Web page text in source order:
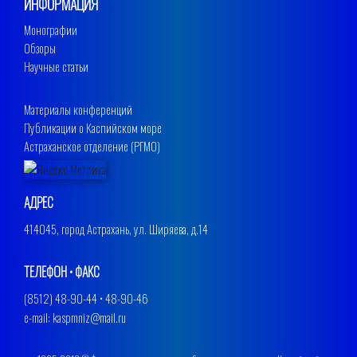
ИНФОРМАЦИЯ
Монографии
Обзоры
Научные статьи
Материалы конференций
Публикации о Каспийском море
Астраханское отделение (РГМО)
АДРЕС
414045, город Астрахань, ул. Ширяева, д.14
ТЕЛЕФОН • ФАКС
(8512) 48-90-44 • 48-90-46
e-mail: kaspmniz@mail.ru